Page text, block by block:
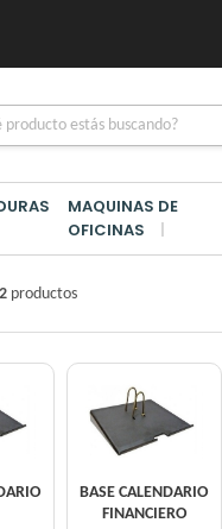
MAQUINAS DE
OFICINAS
AGENDAS Y CALENDARIOS
2 productos
BASE CALENDARIO
FINANCIERO